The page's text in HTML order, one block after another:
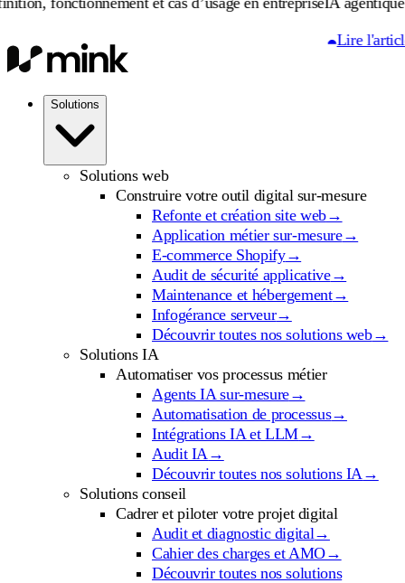
Lire l'article
Solutions
Solutions web
Construire votre outil digital sur-mesure
Refonte et création site web→
Application métier sur-mesure→
E-commerce Shopify→
Audit de sécurité applicative→
Maintenance et hébergement→
Infogérance serveur→
Découvrir toutes nos solutions web→
Solutions IA
Automatiser vos processus métier
Agents IA sur-mesure→
Automatisation de processus→
Intégrations IA et LLM→
Audit IA→
Découvrir toutes nos solutions IA→
Solutions conseil
Cadrer et piloter votre projet digital
Audit et diagnostic digital→
Cahier des charges et AMO→
Découvrir toutes nos solutions